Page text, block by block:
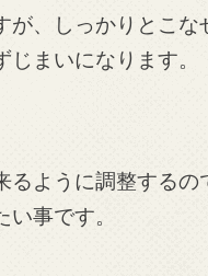
、しっかりとこな
まいになります。
るように調整するの
事です。